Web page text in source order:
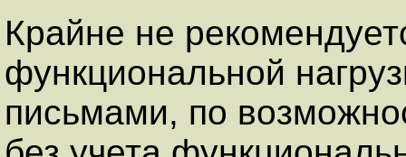
Крайне не
функциональной
письмами, по